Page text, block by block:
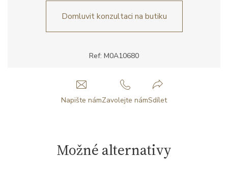
Ref: M0A10680
Domluvit konzultaci na butiku
Napište námZavolejte námSdílet
Možné alternativy